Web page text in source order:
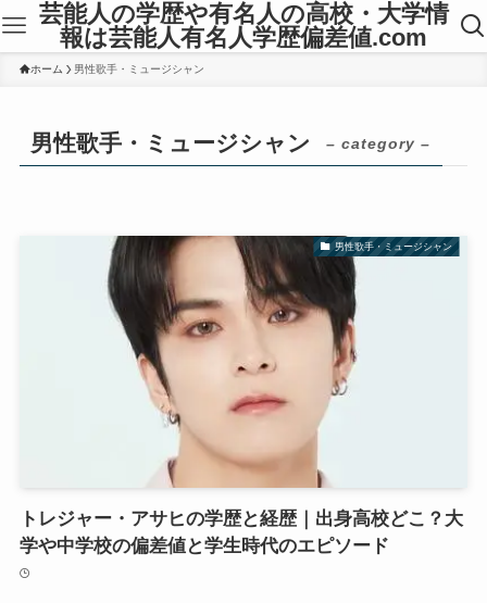
芸能人の学歴や有名人の高校・大学情
報は芸能人有名人学歴偏差値.com
ホーム 男性歌手・ミュージシャン
男性歌手・ミュージシャン – category –
男性歌手・ミュージシャン
トレジャー・アサヒの学歴と経歴｜出身高校どこ？大
学や中学校の偏差値と学生時代のエピソード